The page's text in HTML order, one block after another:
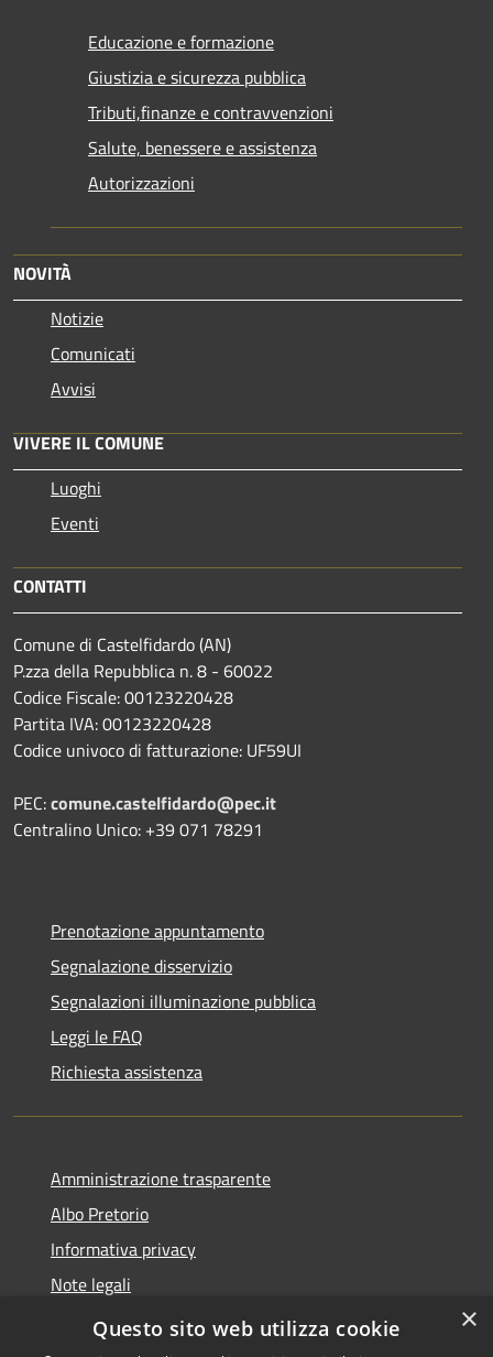
Educazione e formazione
Giustizia e sicurezza pubblica
Tributi,finanze e contravvenzioni
Salute, benessere e assistenza
Autorizzazioni
NOVITÀ
Notizie
Comunicati
Avvisi
VIVERE IL COMUNE
Luoghi
Eventi
CONTATTI
Comune di Castelfidardo (AN)
P.zza della Repubblica n. 8 - 60022
Codice Fiscale: 00123220428
Partita IVA: 00123220428
Codice univoco di fatturazione: UF59UI
PEC:comune.castelfidardo@pec.it
Centralino Unico: +39 071 78291
Prenotazione appuntamento
Segnalazione disservizio
Segnalazioni illuminazione pubblica
Leggi le FAQ
Richiesta assistenza
Amministrazione trasparente
Albo Pretorio
Informativa privacy
Note legali
Dichiarazione di accessibilità
×
Questo sito web utilizza cookie